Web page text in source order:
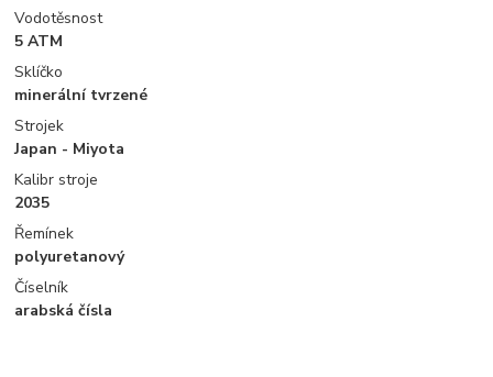
Vodotěsnost
5 ATM
Sklíčko
minerální tvrzené
Strojek
Japan - Miyota
Kalibr stroje
2035
Řemínek
polyuretanový
Číselník
arabská čísla